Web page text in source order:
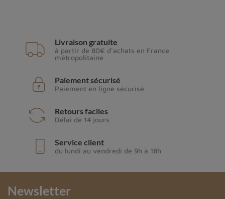
Livraison gratuite
à partir de 80€ d'achats en France
métropolitaine
Paiement sécurisé
Paiement en ligne sécurisé
Retours faciles
Délai de 14 jours
Service client
du lundi au vendredi de 9h à 18h
Newsletter